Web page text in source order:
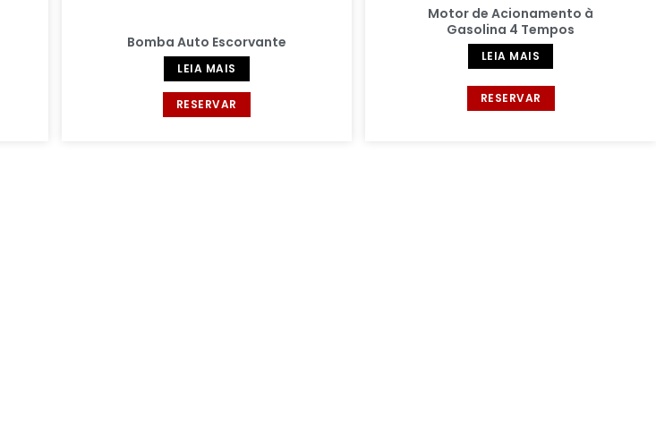
Bomba Auto Escorvante
LEIA MAIS
RESERVAR
Motor de Acionamento à
Gasolina 4 Tempos
LEIA MAIS
RESERVAR